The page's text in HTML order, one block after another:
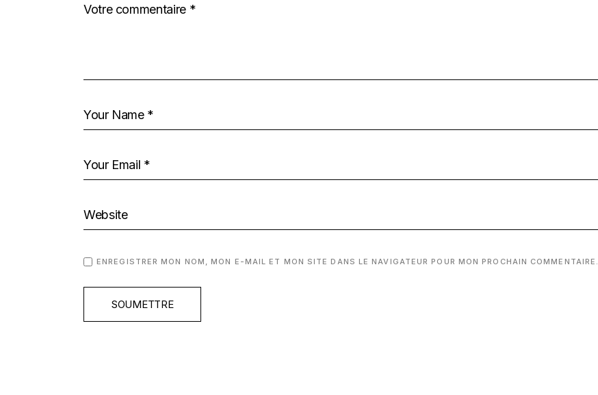
ENREGISTRER MON NOM, MON E-MAIL ET MON SITE DANS LE NAVIGATEUR POUR MON PROCHAIN COMMENTAIRE.
SOUMETTRE